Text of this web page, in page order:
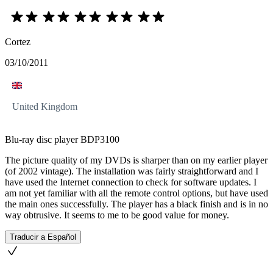
Cortez
03/10/2011
United Kingdom
Blu-ray disc player BDP3100
The picture quality of my DVDs is sharper than on my earlier player
(of 2002 vintage). The installation was fairly straightforward and I
have used the Internet connection to check for software updates. I
am not yet familiar with all the remote control options, but have used
the main ones successfully. The player has a black finish and is in no
way obtrusive. It seems to me to be good value for money.
Traducir a Español